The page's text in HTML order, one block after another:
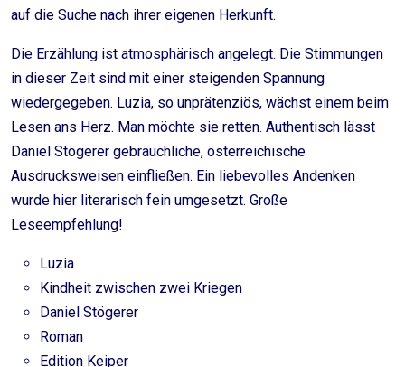
auf die Suche nach ihrer eigenen Herkunft.
Die Erzählung ist atmosphärisch angelegt. Die Stimmungen
in dieser Zeit sind mit einer steigenden Spannung
wiedergegeben. Luzia, so unprätenziös, wächst einem beim
Lesen ans Herz. Man möchte sie retten. Authentisch lässt
Daniel Stögerer gebräuchliche, österreichische
Ausdrucksweisen einfließen. Ein liebevolles Andenken
wurde hier literarisch fein umgesetzt. Große
Leseempfehlung!
Luzia
Kindheit zwischen zwei Kriegen
Daniel Stögerer
Roman
Edition Keiper